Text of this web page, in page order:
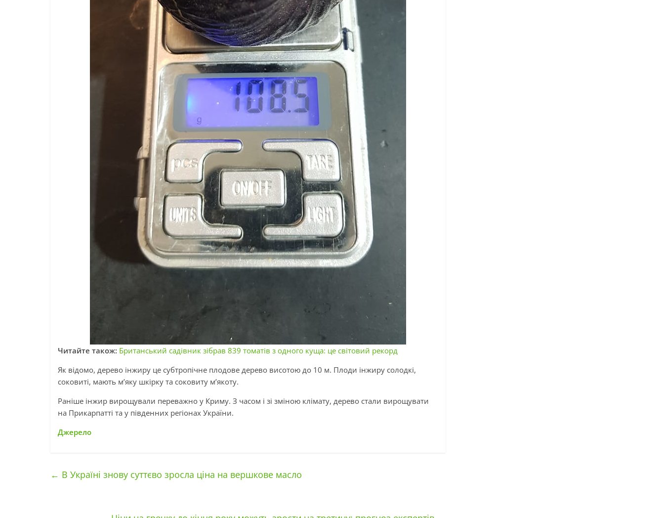
Читайте також: Британський садівник зібрав 839 томатів з одного куща: це світовий рекорд
Як відомо, дерево інжиру це субтропічне плодове дерево висотою до 10 м. Плоди інжиру солодкі,
соковиті, мають м’яку шкірку та соковиту м’якоту.
Раніше інжир вирощували переважно у Криму. З часом і зі зміною клімату, дерево стали вирощувати
на Прикарпатті та у південних регіонах України.
Джерело
← В Україні знову суттєво зросла ціна на вершкове масло